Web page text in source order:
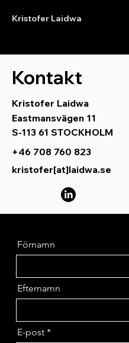
Kristofer Laidwa
Kontakt
Kristofer Laidwa
Eastmansvägen 11
S-113 61 STOCKHOLM
+46 708 760 823
kristofer[at]laidwa.se
Förnamn
Efternamn
E-post